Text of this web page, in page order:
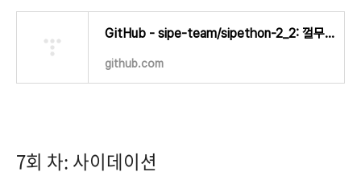
GitHub - sipe-team/sipethon-2_2: 껄무새 - 비트코인살”껄” 라고 생각만 하다가 현실로 옮기지 못한 우
github.com
7회 차: 사이데이션